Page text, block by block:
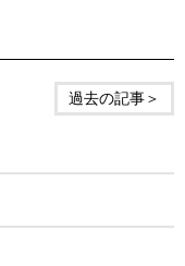
過去の記事＞